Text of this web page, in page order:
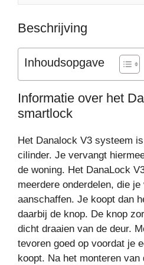
Beschrijving
Inhoudsopgave
Informatie over het
smartlock
Het Danalock V3 systeem
cilinder. Je vervangt
de woning. Het DanaLock
meerdere onderdelen, die
aanschaffen. Je koopt dan
daarbij de knop. De knop
dicht draaien van de deur.
tevoren goed op voordat je
koopt. Na het monteren